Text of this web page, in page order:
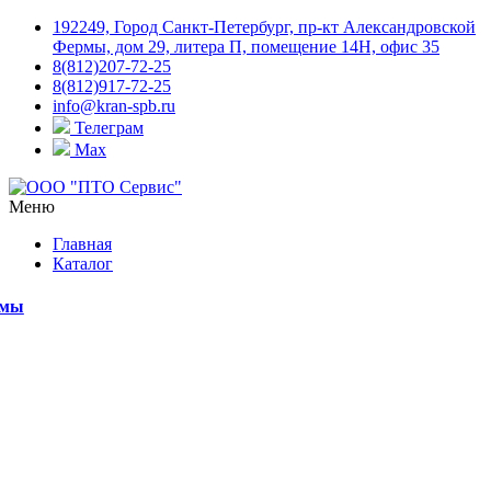
192249, Город Санкт-Петербург, пр-кт Александровской
Фермы, дом 29, литера П, помещение 14Н, офис 35
8(812)207-72-25
8(812)917-72-25
info@kran-spb.ru
Телеграм
Max
Меню
Главная
Каталог